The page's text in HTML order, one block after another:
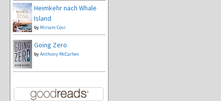
Heimkehr nach Whale
Island
by Miriam Covi
Going Zero
byAnthony McCarten